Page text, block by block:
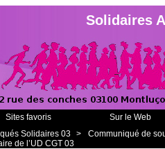
Solidaires
Sites favoris
Sur le Web
Solidaires 03 >
Communiqué de
de l’UD CGT 03